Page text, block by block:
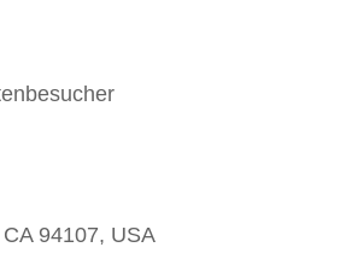
94107, USA